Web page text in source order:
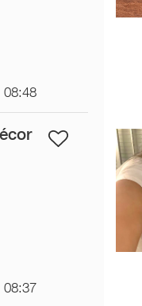
08:48
08:37